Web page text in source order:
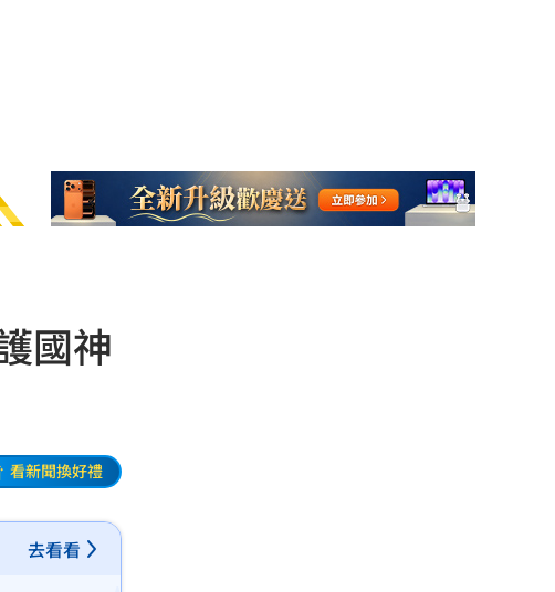
國神
看新聞換好禮
去看看